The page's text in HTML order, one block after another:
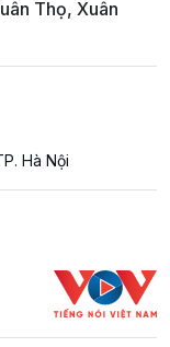
Thọ, Xuân
Hà Nội